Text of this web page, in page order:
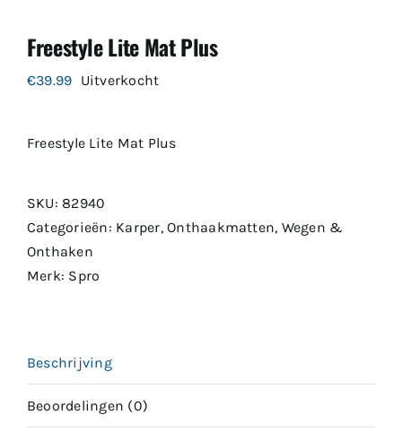
Freestyle Lite Mat Plus
€39.99 Uitverkocht
Freestyle Lite Mat Plus
SKU: 82940
Categorieën: Karper,Onthaakmatten, Wegen &
Onthaken
Merk: Spro
Beschrijving
Beoordelingen (0)